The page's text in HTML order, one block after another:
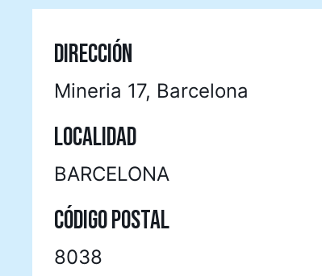
DIRECCIÓN
Mineria 17, Barcelona
LOCALIDAD
BARCELONA
CÓDIGO POSTAL
8038